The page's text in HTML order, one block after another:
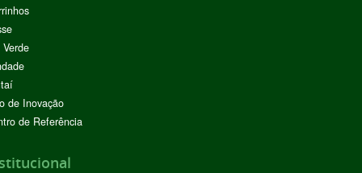
de Inovação
de Referência